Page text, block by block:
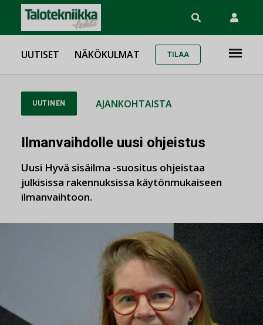
UUTISET NÄKÖKULMAT TILAA
UUTINEN AJANKOHTAISTA
Ilmanvaihdolle uusi ohjeistus
Uusi Hyvä sisäilma -suositus ohjeistaa
julkisissa rakennuksissa käytönmukaiseen
ilmanvaihtoon.